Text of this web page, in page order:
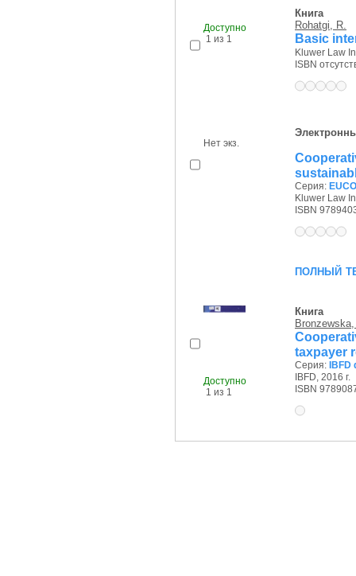
Доступно
1 из 1
Книга
Rohatgi, R.
Basic
Kluwer Law
ISBN
Нет экз.
Серия:
Kluwer Law
ISBN
полный
Доступно
1 из 1
Книга
taxpayer
Серия:
IBFD, 2016 г.
ISBN